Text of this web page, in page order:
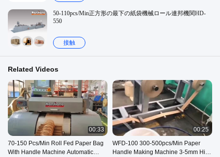
50-110pcs/Min正方形の最下の紙袋機械ロール連邦機関HD-
550
接触
Related Videos
00:33
70-150 Pcs/Min Roll Fed Paper Bag
With Handle Machine Automatic
00:25
WFD-100 300-500pcs/Min Paper
Handle Making Machine 3-5mm High